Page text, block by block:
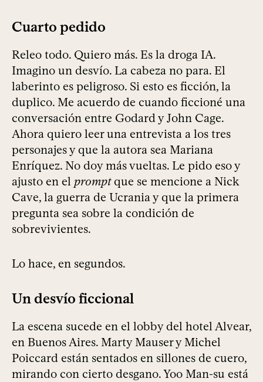
Cuarto pedido
Releo todo. Quiero más. Es la droga IA.
Imagino un desvío. La cabeza no para. El
laberinto es peligroso. Si esto es ficción, la
duplico. Me acuerdo de cuando ficcioné una
conversación entre Godard y John Cage.
Ahora quiero leer una entrevista a los tres
personajes y que la autora sea Mariana
Enríquez. No doy más vueltas. Le pido eso y
ajusto en el promptque se mencione a Nick
Cave, la guerra de Ucrania y que la primera
pregunta sea sobre la condición de
sobrevivientes.
Lo hace, en segundos.
Un desvío ficcional
La escena sucede en el lobby del hotel Alvear,
en Buenos Aires. Marty Mauser y Michel
Poiccard están sentados en sillones de cuero,
mirando con cierto desgano. Yoo Man-su está